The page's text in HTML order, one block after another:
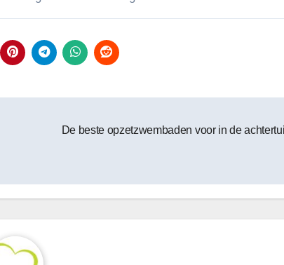
De beste opzetzwembaden voor in de